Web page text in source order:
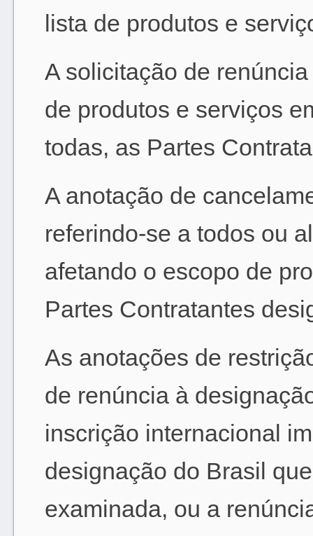
lista de produtos e
A solicitação de
de produtos e serviços
todas, as Partes
A anotação de
referindo-se a todos ou
afetando o escopo de
Partes Contratantes
As anotações de
de renúncia à
inscrição internacional
designação do Brasil
examinada, ou a